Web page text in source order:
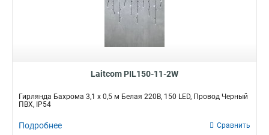
Laitcom PIL150-11-2W
Гирлянда Бахрома 3,1 x 0,5 м Белая 220В, 150 LED, Провод Черный
ПВХ, IP54
Подробнее Сравнить